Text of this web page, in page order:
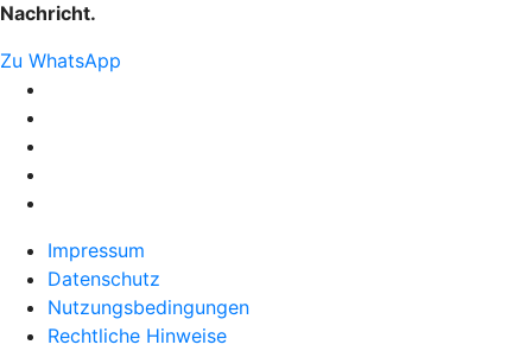
Nachricht.
Zu WhatsApp
Impressum
Datenschutz
Nutzungsbedingungen
Rechtliche Hinweise